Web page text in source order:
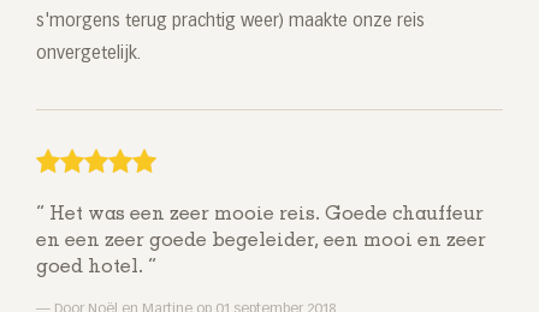
s'morgens terug prachtig weer) maakte onze reis
onvergetelijk.
Het was een zeer mooie reis. Goede chauffeur
en een zeer goede begeleider, een mooi en zeer
goed hotel.